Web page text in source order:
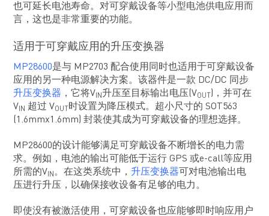
也可延长电池寿命。对可穿戴设备等小型电池供电应用而
言，这也是非常重要的功能。
适用于可穿戴应用的升压变换器
MP28600是与 MP2703 配合使用同时也适用于可穿戴设备
应用的另一种电源解决方案。该器件是一款 DC/DC 同步
升压变换器 ，它将V IN 升压至目标输出电压(VOUT )，并可在
V IN 超过 VOUT 时设置为降压模式。超小尺寸的 SOT563
(1.6mmx1.6mm) 封装使其成为可穿戴设备的理想选择。
MP28600的设计能够满足可穿戴设备不断增长的电力需
求。例如，电池的输出可能低于运行 GPS 或e-call等应用
所需的V IN 。在这类系统中， 升压变换器可对电池输出电
压进行升压，以确保接收设备有足够的电力。
即使没有被激活使用，可穿戴设备也应能够即时响应用户